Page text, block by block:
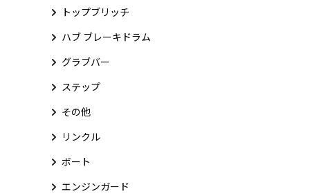
トップブリッチ
ハブ ブレーキドラム
グラブバー
ステップ
その他
リンクル
ボート
エンジンガード